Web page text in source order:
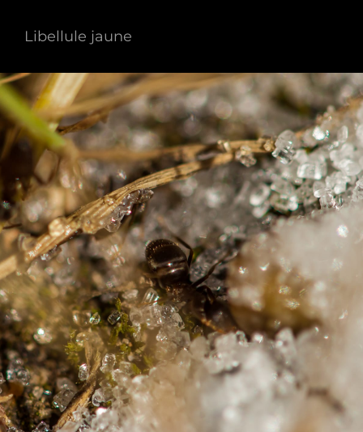
Libellule jaune